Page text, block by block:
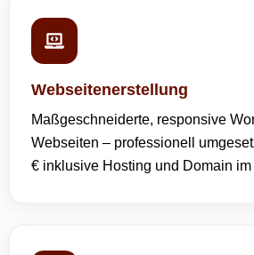
Webseitenerstellung
Maßgeschneiderte, responsive
Webseiten – professionell
€ inklusive Hosting und Domain im